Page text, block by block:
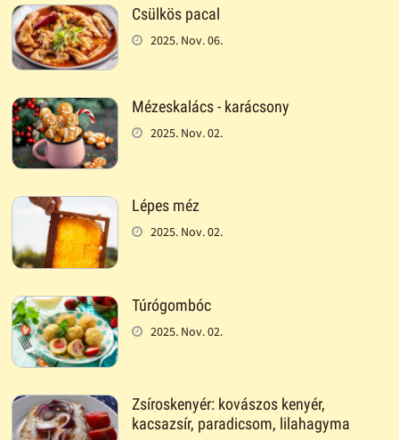
Csülkös pacal
2025. Nov. 06.
Mézeskalács - karácsony
2025. Nov. 02.
Lépes méz
2025. Nov. 02.
Túrógombóc
2025. Nov. 02.
Zsíroskenyér: kovászos kenyér,
kacsazsír, paradicsom, lilahagyma